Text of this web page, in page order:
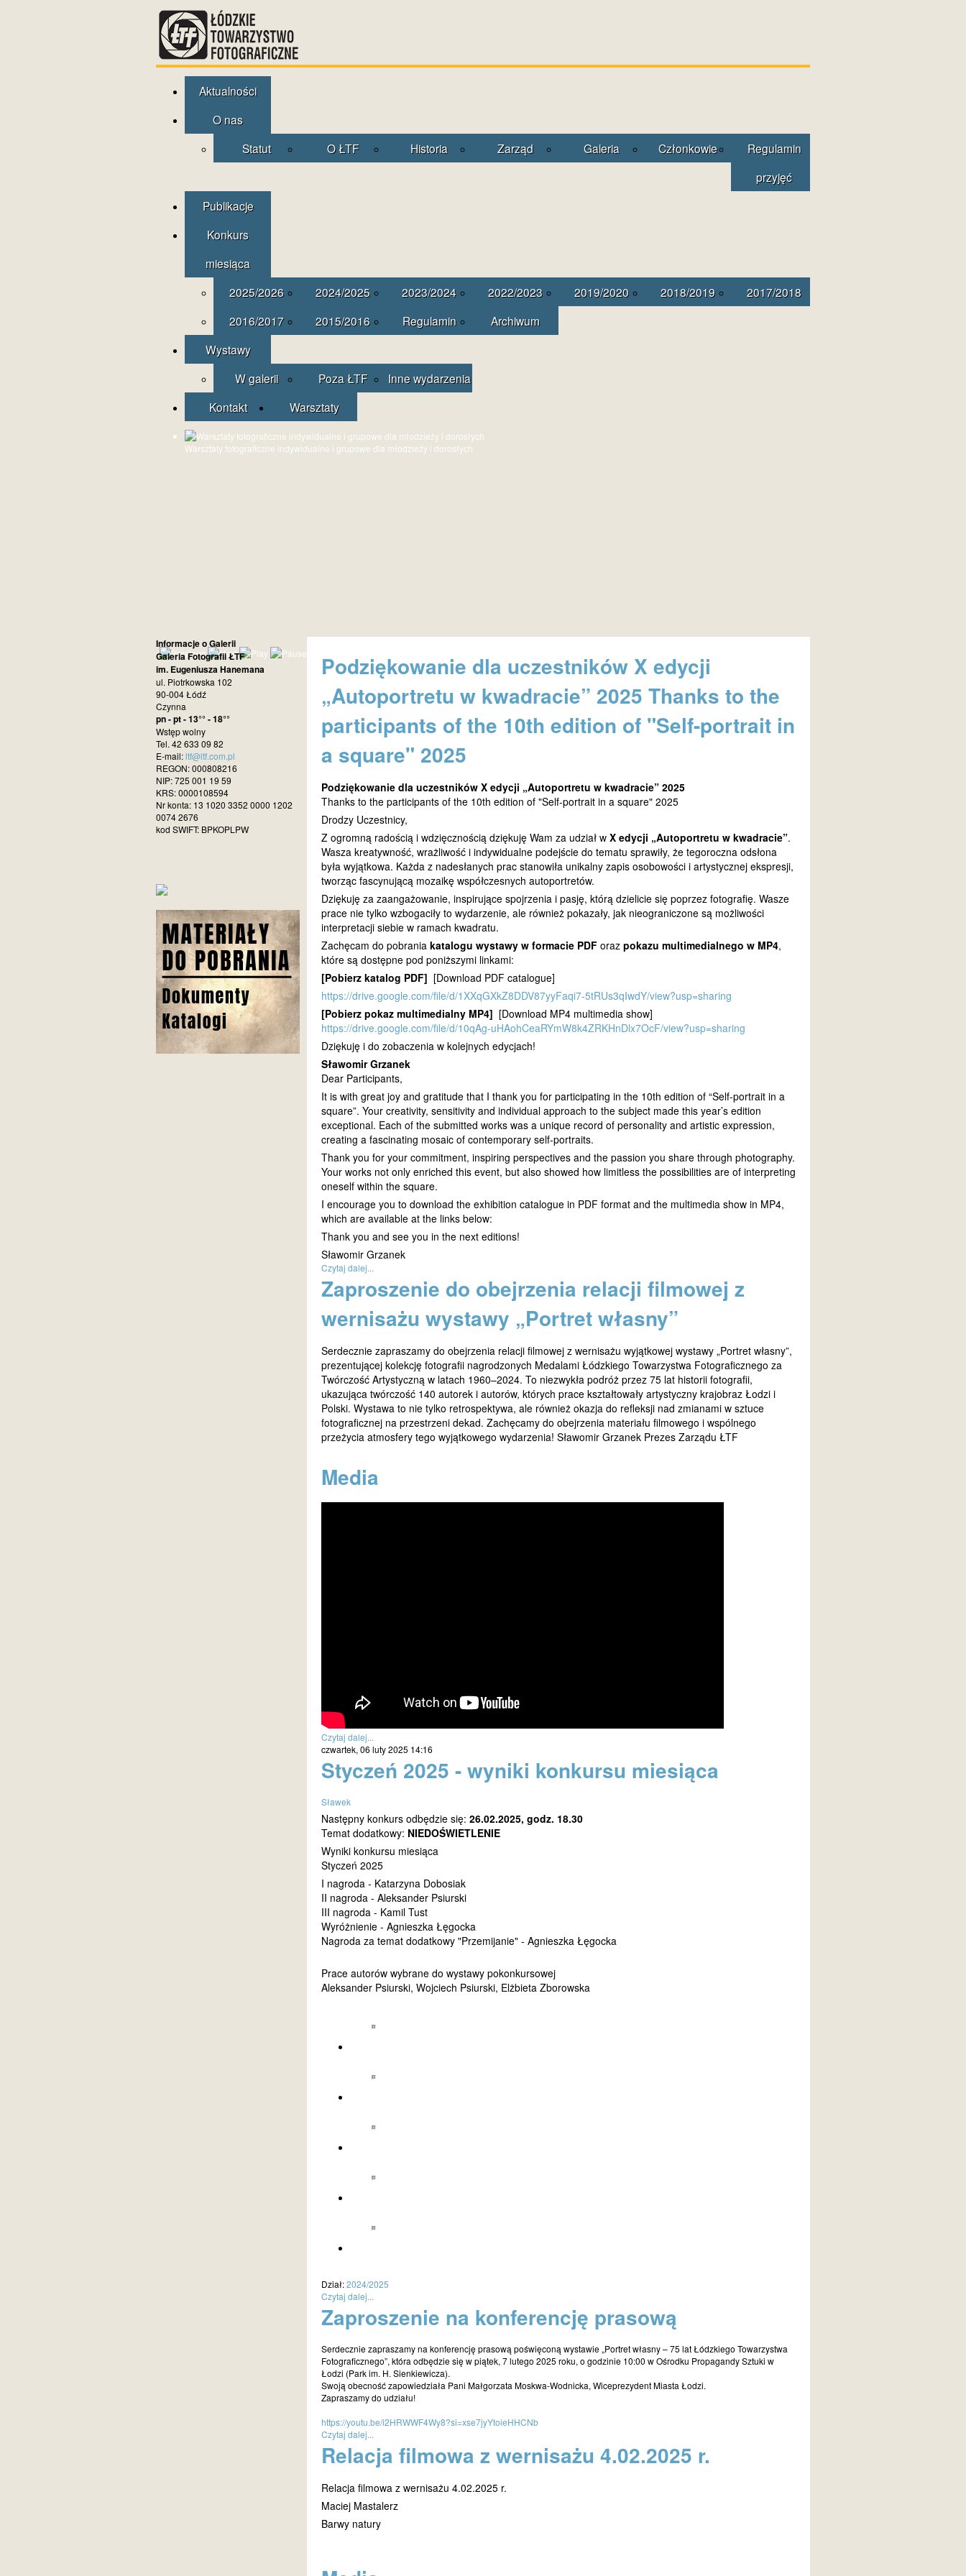
Aktualności
O nas
Statut
O ŁTF Historia Zarząd Galeria Członkowie
Regulamin
przyjęć
Publikacje
Konkurs
miesiąca
2025/2026
2024/2025 2023/2024 2022/2023 2019/2020 2018/2019
2017/2018
2016/2017
2015/2016 Regulamin
Archiwum
Wystawy
W galerii
Poza ŁTF
Inne wydarzenia
Kontakt
Warsztaty
Warsztaty fotograficzne indywidualne i grupowe dla młodzieży i dorosłych
Podziękowanie dla uczestników X edycji
„Autoportretu w kwadracie” 2025 Thanks to the
participants of the 10th edition of "Self-portrait in
a square" 2025
Podziękowanie dla uczestników X edycji „Autoportretu w kwadracie” 2025
Thanks to the participants of the 10th edition of "Self-portrait in a square" 2025
Drodzy Uczestnicy,
Z ogromną radością i wdzięcznością dziękuję Wam za udział w X edycji „Autoportretu w kwadracie”.
Wasza kreatywność, wrażliwość i indywidualne podejście do tematu sprawiły, że tegoroczna odsłona
była wyjątkowa. Każda z nadesłanych prac stanowiła unikalny zapis osobowości i artystycznej ekspresji,
tworząc fascynującą mozaikę współczesnych autoportretów.
Dziękuję za zaangażowanie, inspirujące spojrzenia i pasję, którą dzielicie się poprzez fotografię. Wasze
prace nie tylko wzbogaciły to wydarzenie, ale również pokazały, jak nieograniczone są możliwości
interpretacji siebie w ramach kwadratu.
Zachęcam do pobrania katalogu wystawy w formacie PDF oraz pokazu multimedialnego w MP4,
które są dostępne pod poniższymi linkami:
[Pobierz katalog PDF] [Download PDF catalogue]
https://drive.google.com/file/d/1XXqGXkZ8DDV87yyFaqi7-5tRUs3qIwdY/view?usp=sharing
[Pobierz pokaz multimedialny MP4] [Download MP4 multimedia show]
https://drive.google.com/file/d/10qAg-uHAohCeaRYmW8k4ZRKHnDlx7OcF/view?usp=sharing
Dziękuję i do zobaczenia w kolejnych edycjach!
Sławomir Grzanek
Dear Participants,
It is with great joy and gratitude that I thank you for participating in the 10th edition of “Self-portrait in a
square”. Your creativity, sensitivity and individual approach to the subject made this year’s edition
exceptional. Each of the submitted works was a unique record of personality and artistic expression,
creating a fascinating mosaic of contemporary self-portraits.
Thank you for your commitment, inspiring perspectives and the passion you share through photography.
Your works not only enriched this event, but also showed how limitless the possibilities are of interpreting
oneself within the square.
I encourage you to download the exhibition catalogue in PDF format and the multimedia show in MP4,
which are available at the links below:
Thank you and see you in the next editions!
Sławomir Grzanek
Czytaj dalej...
Zaproszenie do obejrzenia relacji filmowej z
wernisażu wystawy „Portret własny”
Serdecznie zapraszamy do obejrzenia relacji filmowej z wernisażu wyjątkowej wystawy „Portret własny”,
prezentującej kolekcję fotografii nagrodzonych Medalami Łódzkiego Towarzystwa Fotograficznego za
Twórczość Artystyczną w latach 1960–2024. To niezwykła podróż przez 75 lat historii fotografii,
ukazująca twórczość 140 autorek i autorów, których prace kształtowały artystyczny krajobraz Łodzi i
Polski. Wystawa to nie tylko retrospektywa, ale również okazja do refleksji nad zmianami w sztuce
fotograficznej na przestrzeni dekad. Zachęcamy do obejrzenia materiału filmowego i wspólnego
przeżycia atmosfery tego wyjątkowego wydarzenia! Sławomir Grzanek Prezes Zarządu ŁTF
Media
Czytaj dalej...
czwartek, 06 luty 2025 14:16
Styczeń 2025 - wyniki konkursu miesiąca
Sławek
Następny konkurs odbędzie się: 26.02.2025, godz. 18.30
Temat dodatkowy: NIEDOŚWIETLENIE
Wyniki konkursu miesiąca
Styczeń 2025
I nagroda - Katarzyna Dobosiak
II nagroda - Aleksander Psiurski
III nagroda - Kamil Tust
Wyróżnienie - Agnieszka Łęgocka
Nagroda za temat dodatkowy "Przemijanie" - Agnieszka Łęgocka
Prace autorów wybrane do wystawy pokonkursowej
Aleksander Psiurski, Wojciech Psiurski, Elżbieta Zborowska
Dział:2024/2025
Czytaj dalej...
Zaproszenie na konferencję prasową
Serdecznie zapraszamy na konferencję prasową poświęconą wystawie „Portret własny – 75 lat Łódzkiego Towarzystwa
Fotograficznego”, która odbędzie się w piątek, 7 lutego 2025 roku, o godzinie 10:00 w Ośrodku Propagandy Sztuki w
Łodzi (Park im. H. Sienkiewicza).
Swoją obecność zapowiedziała Pani Małgorzata Moskwa-Wodnicka, Wiceprezydent Miasta Łodzi.
Zapraszamy do udziału!
https://youtu.be/i2HRWWF4Wy8?si=xse7jyYtoieHHCNb
Czytaj dalej...
Relacja filmowa z wernisażu 4.02.2025 r.
Relacja filmowa z wernisażu 4.02.2025 r.
Maciej Mastalerz
Barwy natury
Informacje o Galerii
Galeria Fotografii ŁTF
im. Eugeniusza Hanemana
ul. Piotrkowska 102
90-004 Łódź
Czynna
pn - pt - 13°° - 18°°
Wstęp wolny
Tel. 42 633 09 82
E-mail:ltf@ltf.com.pl
REGON: 000808216
NIP: 725 001 19 59
KRS: 0000108594
Nr konta: 13 1020 3352 0000 1202
0074 2676
kod SWIFT: BPKOPLPW